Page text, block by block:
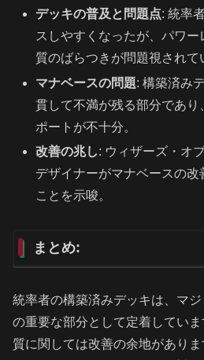
デッキの普及と問題点: 統率
スしやすくなったが、パワ
質のばらつきが問題視されて
マナベースの問題: 構築済み
貫して不満が残る部分であり
ポートが不十分。
改善の兆し: ウィザーズ・オ
デザイナーがマナベースの改
ことを示唆。
まとめ:
統率者の構築済みデッキは、マ
の重要な部分として定着してい
質に関しては改善の余地がありま